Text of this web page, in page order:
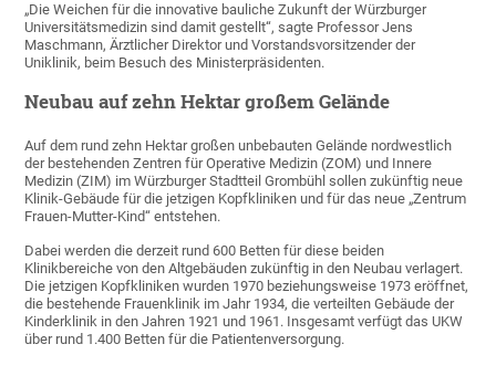
„Die Weichen für die innovative bauliche Zukunft der Würzburger
Universitätsmedizin sind damit gestellt“, sagte Professor Jens
Maschmann, Ärztlicher Direktor und Vorstandsvorsitzender der
Uniklinik, beim Besuch des Ministerpräsidenten.
Neubau auf zehn Hektar großem Gelände
Auf dem rund zehn Hektar großen unbebauten Gelände nordwestlich
der bestehenden Zentren für Operative Medizin (ZOM) und Innere
Medizin (ZIM) im Würzburger Stadtteil Grombühl sollen zukünftig neue
Klinik-Gebäude für die jetzigen Kopfkliniken und für das neue „Zentrum
Frauen-Mutter-Kind“ entstehen.
Dabei werden die derzeit rund 600 Betten für diese beiden
Klinikbereiche von den Altgebäuden zukünftig in den Neubau verlagert.
Die jetzigen Kopfkliniken wurden 1970 beziehungsweise 1973 eröffnet,
die bestehende Frauenklinik im Jahr 1934, die verteilten Gebäude der
Kinderklinik in den Jahren 1921 und 1961. Insgesamt verfügt das UKW
über rund 1.400 Betten für die Patientenversorgung.